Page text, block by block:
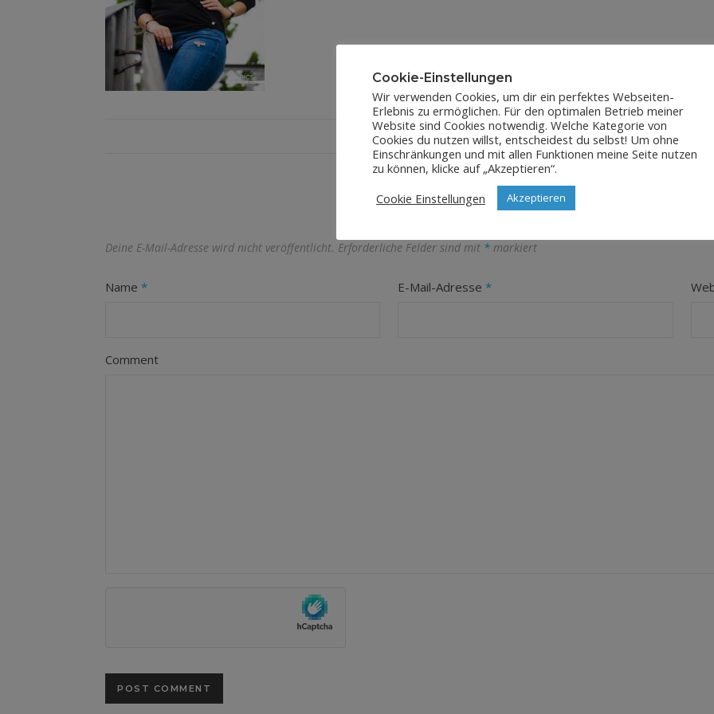
LEAVE A REPLY
Deine E-Mail-Adresse wird nicht veröffentlicht. Erforderliche Felder sind mit * markiert
Name * E-Mail-Adresse*
Comment
Cookie-Einstellungen
Wir verwenden Cookies, um dir ein perfektes Webseiten-
Erlebnis zu ermöglichen. Für den optimalen Betrieb meiner
Website sind Cookies notwendig. Welche Kategorie von
Cookies du nutzen willst, entscheidest du selbst! Um ohne
Einschränkungen und mit allen Funktionen meine Seite nutzen
zu können, klicke auf „Akzeptieren“.
Cookie Einstellungen
Akzeptieren